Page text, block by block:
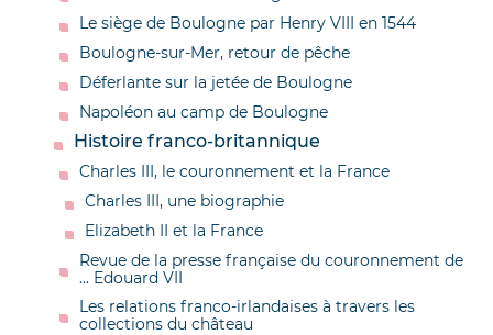
Le siège de Boulogne par Henry VIII en 1544
Boulogne-sur-Mer, retour de pêche
Déferlante sur la jetée de Boulogne
Napoléon au camp de Boulogne
Histoire franco-britannique
Charles III, le couronnement et la France
Charles III, une biographie
Elizabeth II et la France
Revue de la presse française du couronnement de
... Edouard VII
Les relations franco-irlandaises à travers les
collections du château